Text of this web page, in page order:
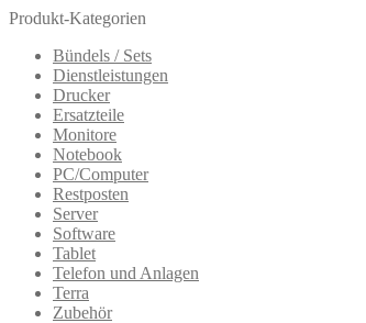
Produkt-Kategorien
Bündels / Sets
Dienstleistungen
Drucker
Ersatzteile
Monitore
Notebook
PC/Computer
Restposten
Server
Software
Tablet
Telefon und Anlagen
Terra
Zubehör